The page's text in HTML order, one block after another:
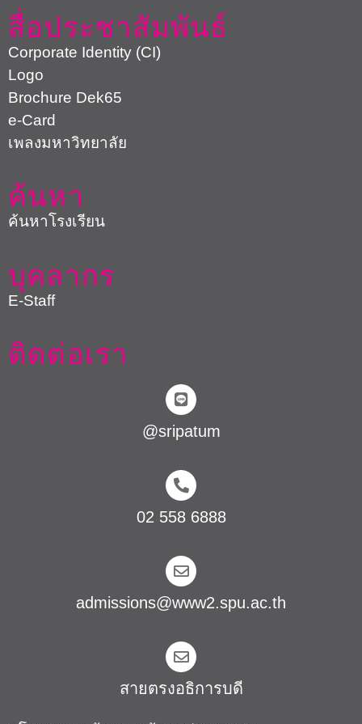
สื่อประชาสัมพันธ์
Corporate Identity (CI)
Logo
Brochure Dek65
e-Card
เพลงมหาวิทยาลัย
ค้นหา
ค้นหาโรงเรียน
บุคลากร
E-Staff
ติดต่อเรา
@sripatum
02 558 6888
admissions@www2.spu.ac.th
สายตรงอธิการบดี​